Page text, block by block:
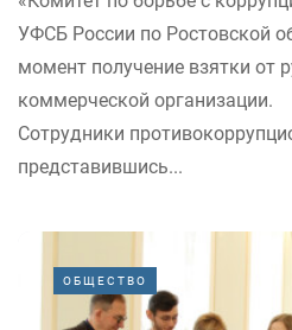
УФСБ России по Ростовской
момент получение взятки от
коммерческой организации.
Сотрудники
представившись...
ОБЩЕСТВО